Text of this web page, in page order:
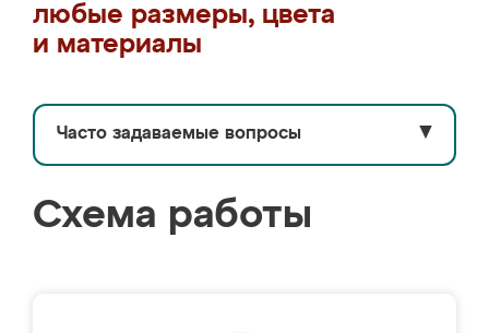
любые размеры, цвета
и материалы
Часто задаваемые вопросы ▼
Схема работы